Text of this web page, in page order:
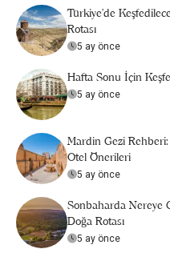
Türkiye’de
Rotası
5 ay önce
Hafta Sonu İçin
5 ay önce
Mardin Gezi Rehberi:
Otel Önerileri
5 ay önce
Sonbaharda Nereye
Doğa Rotası
5 ay önce